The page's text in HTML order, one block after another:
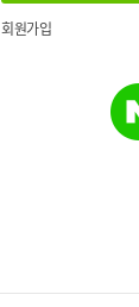
회원가입